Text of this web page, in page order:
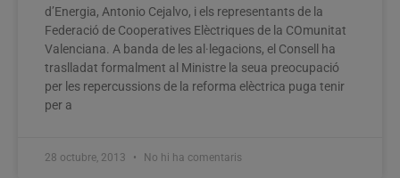
d’Energia, Antonio Cejalvo, i els representants de la
Federació de Cooperatives Elèctriques de la COmunitat
Valenciana. A banda de les al·legacions, el Consell ha
traslladat formalment al Ministre la seua preocupació
per les repercussions de la reforma elèctrica puga tenir
per a
28 octubre, 2013 No hi ha comentaris